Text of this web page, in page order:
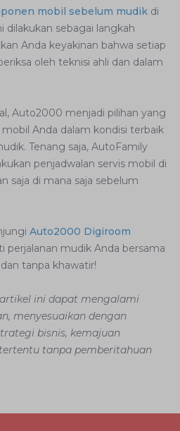
mobil sebelum mudik di
dilakukan sebagai langkah
Anda keyakinan bahwa setiap
oleh teknisi ahli dan dalam
Auto2000 menjadi pilihan yang
Anda dalam kondisi terbaik
Tenang saja, AutoFamily
penjadwalan servis mobil di
saja di mana saja sebelum
Auto2000 Digiroom
perjalanan mudik Anda bersama
tanpa khawatir!
ini dapat mengalami
menyesuaikan dengan
bisnis, kemajuan
tanpa pemberitahuan